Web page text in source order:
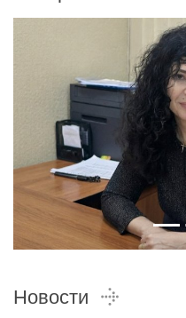
Новости